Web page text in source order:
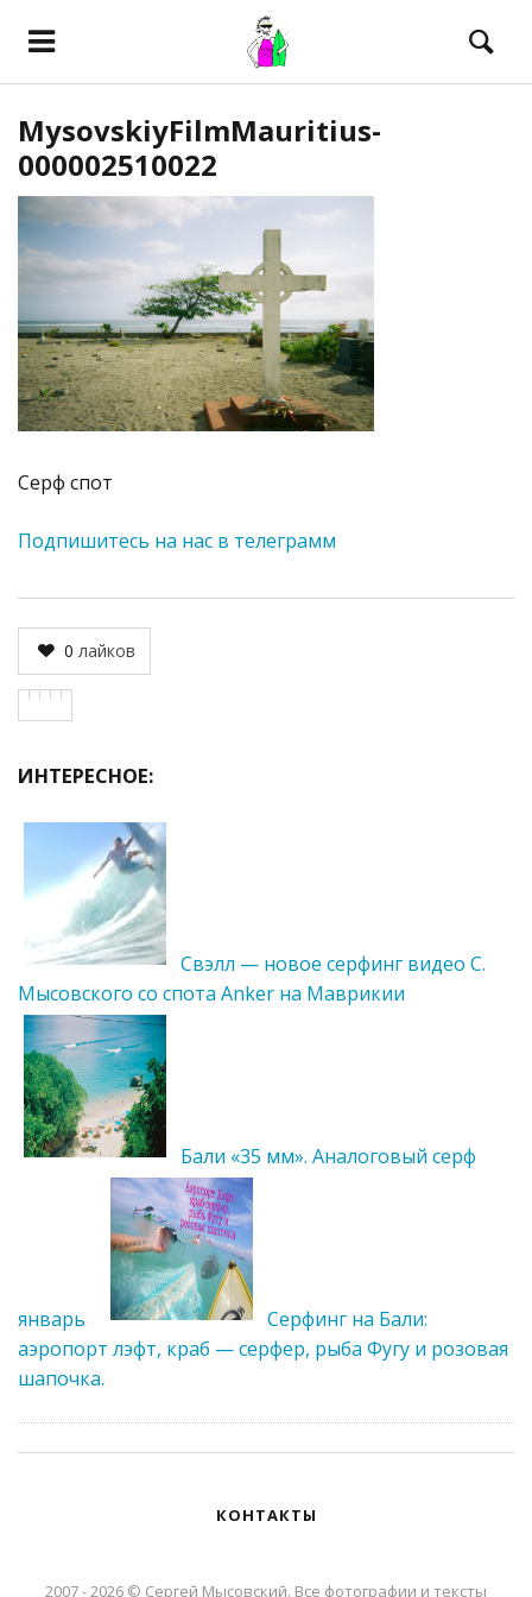
MysovskiyFilmMauritius-
000002510022
Серф спот
Подпишитесь на нас в телеграмм
0 лайков
ИНТЕРЕСНОЕ:
Свэлл — новое серфинг видео С.
Мысовского со спота Anker на Маврикии
Бали «35 мм». Аналоговый серф
январь
Серфинг на Бали:
аэропорт лэфт, краб — серфер, рыба Фугу и розовая
шапочка.
КОНТАКТЫ
2007 - 2026 © Сергей Мысовский. Все фотографии и тексты